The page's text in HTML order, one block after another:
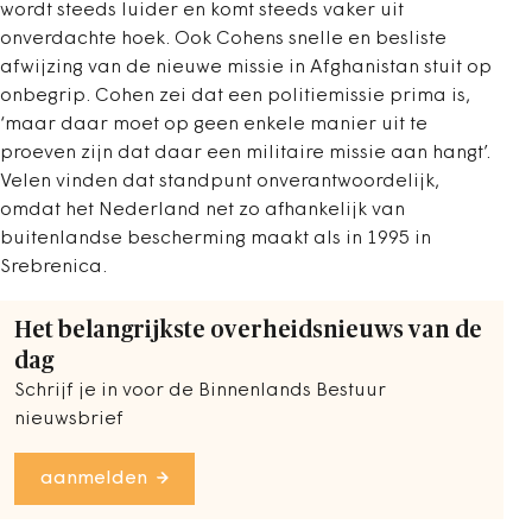
wordt steeds luider en komt steeds vaker uit
onverdachte hoek. Ook Cohens snelle en besliste
afwijzing van de nieuwe missie in Afghanistan stuit op
onbegrip. Cohen zei dat een politiemissie prima is,
‘maar daar moet op geen enkele manier uit te
proeven zijn dat daar een militaire missie aan hangt’.
Velen vinden dat standpunt onverantwoordelijk,
omdat het Nederland net zo afhankelijk van
buitenlandse bescherming maakt als in 1995 in
Srebrenica.
Het belangrijkste overheidsnieuws van de
dag
Schrijf je in voor de Binnenlands Bestuur
nieuwsbrief
aanmelden